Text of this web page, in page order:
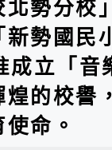
勢分校
勢國民
成立「音
的校譽
命。